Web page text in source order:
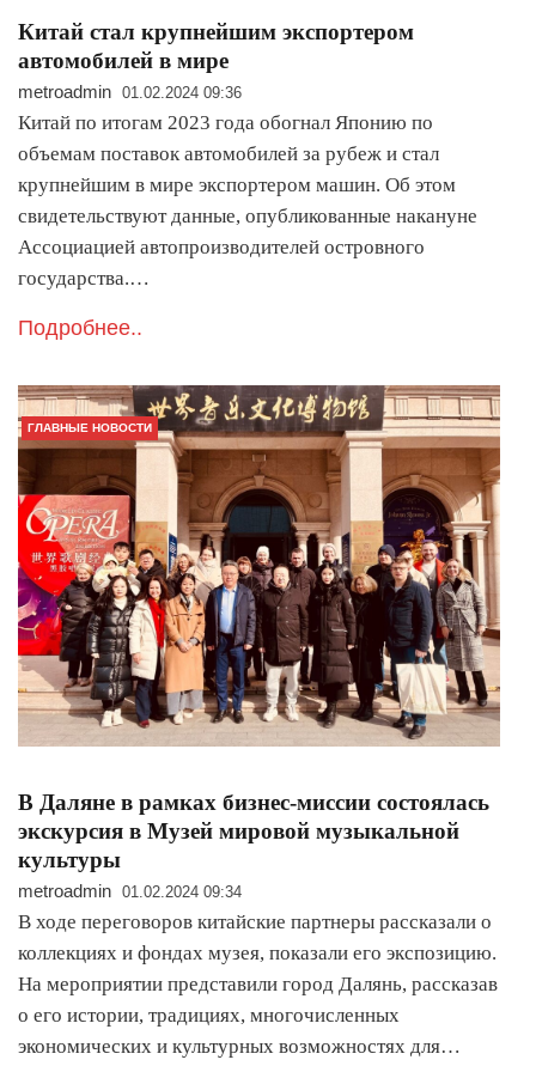
Китай стал крупнейшим экспортером
автомобилей в мире
metroadmin 01.02.2024 09:36
Китай по итогам 2023 года обогнал Японию по
объемам поставок автомобилей за рубеж и стал
крупнейшим в мире экспортером машин. Об этом
свидетельствуют данные, опубликованные накануне
Ассоциацией автопроизводителей островного
государства.…
Подробнее..
ГЛАВНЫЕ НОВОСТИ
В Даляне в рамках бизнес-миссии состоялась
экскурсия в Музей мировой музыкальной
культуры
metroadmin 01.02.2024 09:34
В ходе переговоров китайские партнеры рассказали о
коллекциях и фондах музея, показали его экспозицию.
На мероприятии представили город Далянь, рассказав
о его истории, традициях, многочисленных
экономических и культурных возможностях для…